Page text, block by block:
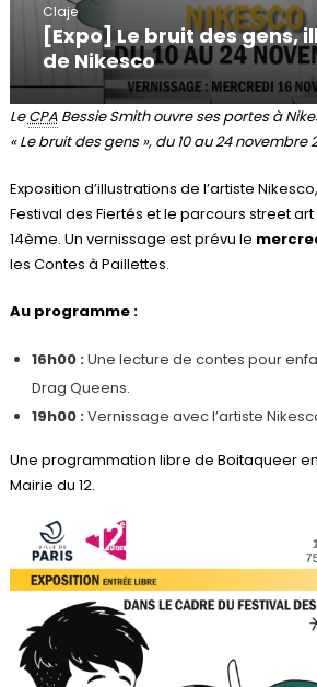
Claje
[Expo] Le bruit des gens,
de Nikesco
LeCPABessie Smith ouvre ses portes à
« Le bruit des gens », du 10 au 24 novembre
Exposition d’illustrations de l’artiste
Festival des Fiertés et le parcours street art
14ème. Un vernissage est prévu le
les Contes à Paillettes.
Au programme :
16h00 :Une lecture de contes pour
Drag Queens.
19h00 :Vernissage avec l’artiste
Une programmation libre de Boitaqueer
Mairie du 12.